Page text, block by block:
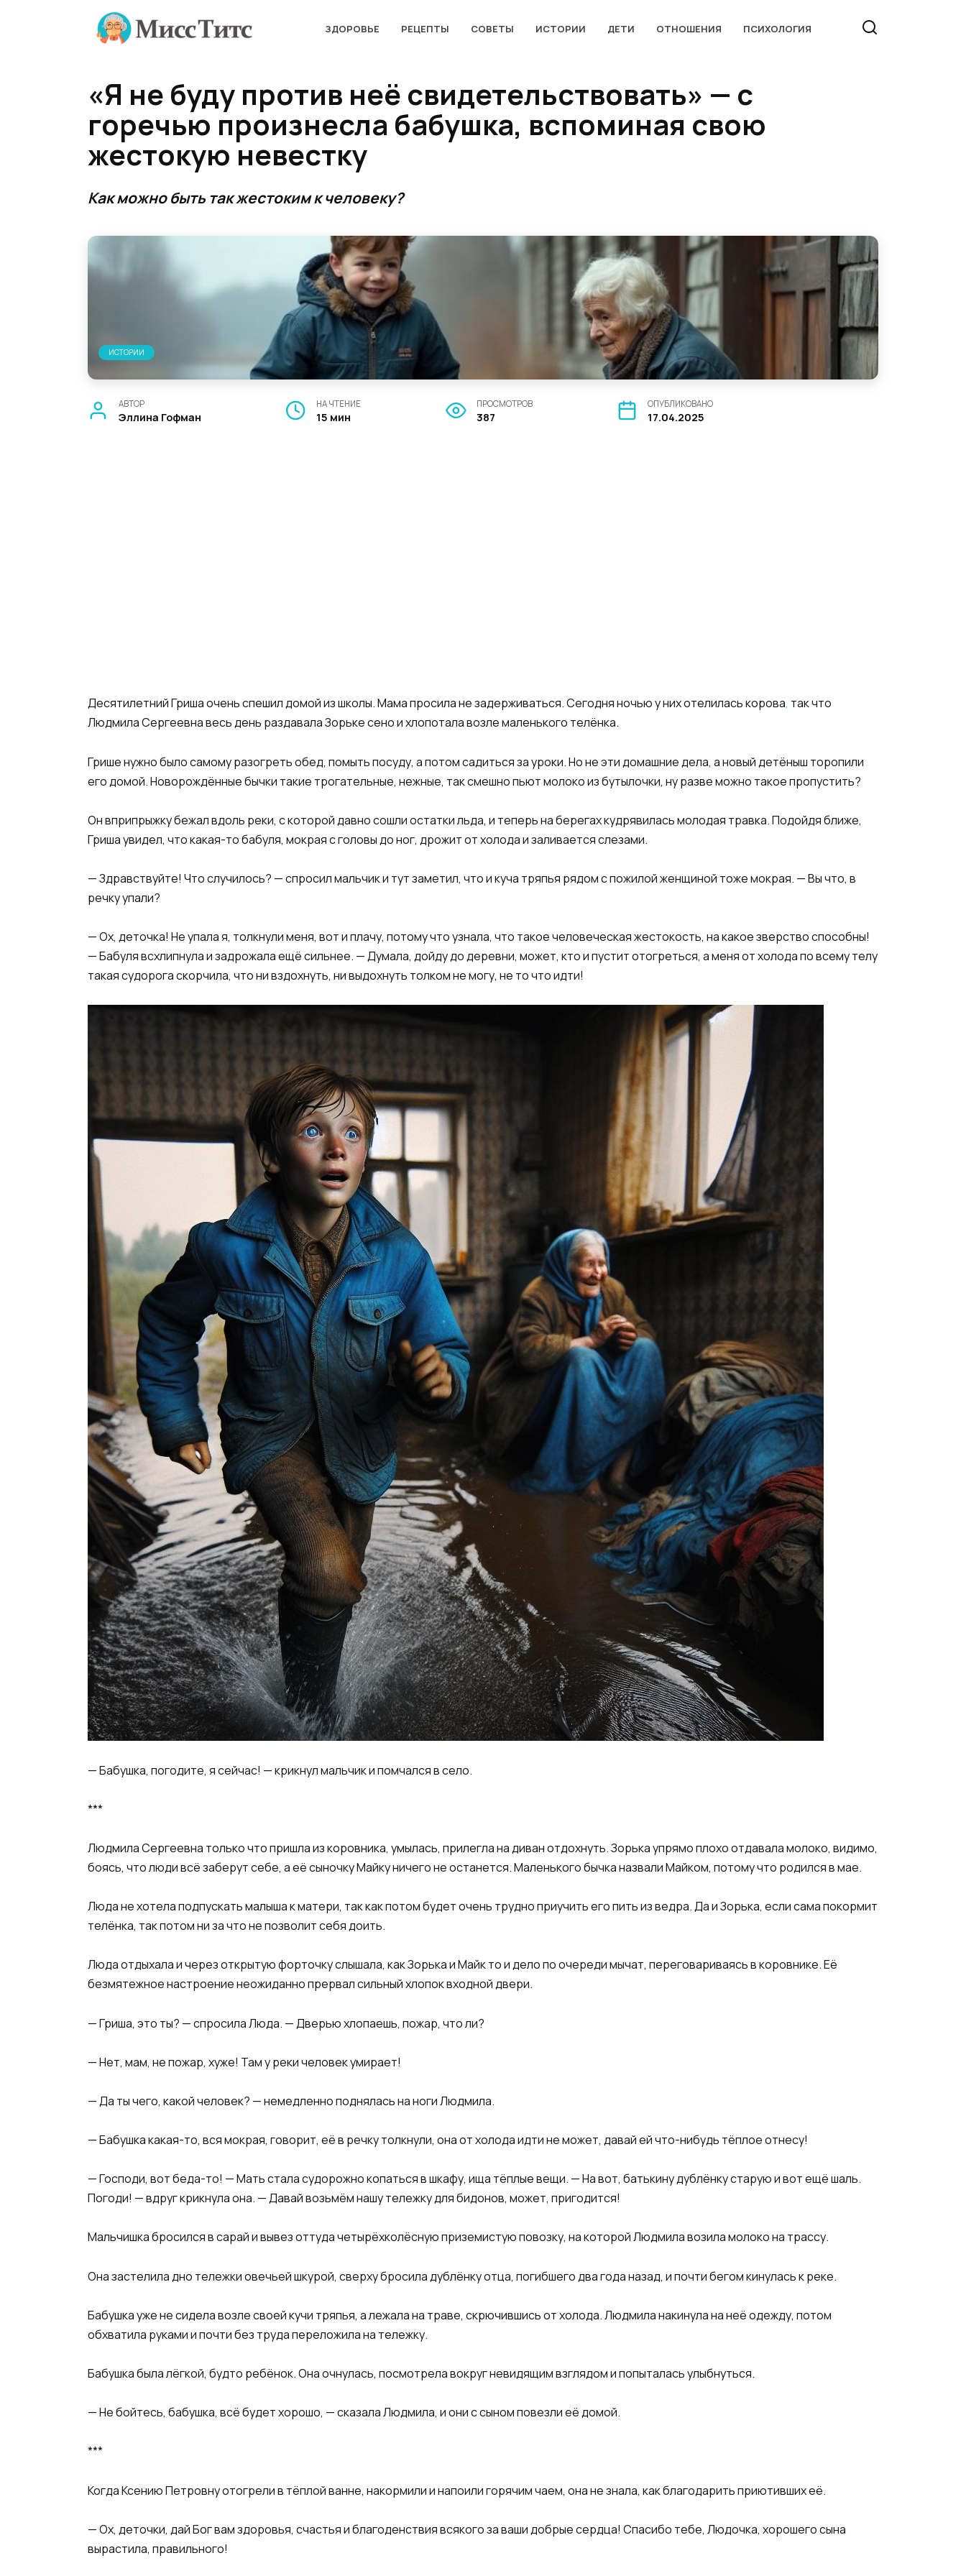
ЗДОРОВЬЕ РЕЦЕПТЫ СОВЕТЫ ИСТОРИИ ДЕТИ ОТНОШЕНИЯ ПСИХОЛОГИЯ
«Я не буду против неё свидетельствовать» — с
горечью произнесла бабушка, вспоминая свою
жестокую невестку
Как можно быть так жестоким к человеку?
ИСТОРИИ
АВТОР
Эллина Гофман
НА ЧТЕНИЕ
15 мин
ПРОСМОТРОВ
387
ОПУБЛИКОВАНО
17.04.2025
Десятилетний Гриша очень спешил домой из школы. Мама просила не задерживаться. Сегодня ночью у них отелилась корова, так что
Людмила Сергеевна весь день раздавала Зорьке сено и хлопотала возле маленького телёнка.​
​Грише нужно было самому разогреть обед, помыть посуду, а потом садиться за уроки. Но не эти домашние дела, а новый детёныш торопили
его домой. Новорождённые бычки такие трогательные, нежные, так смешно пьют молоко из бутылочки, ну разве можно такое пропустить?​
​Он вприпрыжку бежал вдоль реки, с которой давно сошли остатки льда, и теперь на берегах кудрявилась молодая травка. Подойдя ближе,
Гриша увидел, что какая-то бабуля, мокрая с головы до ног, дрожит от холода и заливается слезами.​
​— Здравствуйте! Что случилось? — спросил мальчик и тут заметил, что и куча тряпья рядом с пожилой женщиной тоже мокрая. — Вы что, в
речку упали?​
​— Ох, деточка! Не упала я, толкнули меня, вот и плачу, потому что узнала, что такое человеческая жестокость, на какое зверство способны!
— Бабуля всхлипнула и задрожала ещё сильнее. — Думала, дойду до деревни, может, кто и пустит отогреться, а меня от холода по всему телу
такая судорога скорчила, что ни вздохнуть, ни выдохнуть толком не могу, не то что идти!​
​— Бабушка, погодите, я сейчас! — крикнул мальчик и помчался в село.​
​***​
​Людмила Сергеевна только что пришла из коровника, умылась, прилегла на диван отдохнуть. Зорька упрямо плохо отдавала молоко, видимо,
боясь, что люди всё заберут себе, а её сыночку Майку ничего не останется. Маленького бычка назвали Майком, потому что родился в мае.​
​Люда не хотела подпускать малыша к матери, так как потом будет очень трудно приучить его пить из ведра. Да и Зорька, если сама покормит
телёнка, так потом ни за что не позволит себя доить.​
​Люда отдыхала и через открытую форточку слышала, как Зорька и Майк то и дело по очереди мычат, переговариваясь в коровнике. Её
безмятежное настроение неожиданно прервал сильный хлопок входной двери.​
​— Гриша, это ты? — спросила Люда. — Дверью хлопаешь, пожар, что ли?​
​— Нет, мам, не пожар, хуже! Там у реки человек умирает!​
​— Да ты чего, какой человек? — немедленно поднялась на ноги Людмила.​
​— Бабушка какая-то, вся мокрая, говорит, её в речку толкнули, она от холода идти не может, давай ей что-нибудь тёплое отнесу!​
​— Господи, вот беда-то! — Мать стала судорожно копаться в шкафу, ища тёплые вещи. — На вот, батькину дублёнку старую и вот ещё шаль.
Погоди! — вдруг крикнула она. — Давай возьмём нашу тележку для бидонов, может, пригодится!​
​Мальчишка бросился в сарай и вывез оттуда четырёхколёсную приземистую повозку, на которой Людмила возила молоко на трассу.
Она застелила дно тележки овечьей шкурой, сверху бросила дублёнку отца, погибшего два года назад, и почти бегом кинулась к реке.​
​Бабушка уже не сидела возле своей кучи тряпья, а лежала на траве, скрючившись от холода. Людмила накинула на неё одежду, потом
обхватила руками и почти без труда переложила на тележку.
Бабушка была лёгкой, будто ребёнок. Она очнулась, посмотрела вокруг невидящим взглядом и попыталась улыбнуться.​
​— Не бойтесь, бабушка, всё будет хорошо, — сказала Людмила, и они с сыном повезли её домой.​
​***​
​Когда Ксению Петровну отогрели в тёплой ванне, накормили и напоили горячим чаем, она не знала, как благодарить приютивших её.​
​— Ох, деточки, дай Бог вам здоровья, счастья и благоденствия всякого за ваши добрые сердца! Спасибо тебе, Людочка, хорошего сына
вырастила, правильного!​